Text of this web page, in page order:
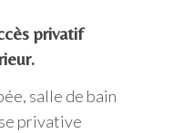
privatif
salle de bain
privative